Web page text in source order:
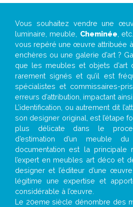
Vous souhaitez vendre une
luminaire, meuble, Cheminée ,
vous repéré une œuvre attribuée à
enchères ou une galerie d’art ?
que les meubles et objets d’art
rarement signés et qu’il est
spécialistes et commissaires-
erreurs d’attribution, impactant
L’identification, ou autrement dit
son designer original, est l’étape
plus délicate dans le
d’estimation d’un meuble
documentation est la principale
l’expert en meubles art déco et
designer et l’éditeur d’une
légitime une expertise et
considérable à l’œuvre.
Le 20eme siècle dénombre des